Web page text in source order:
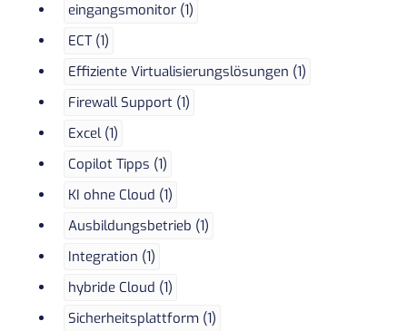
eingangsmonitor (1)
ECT (1)
Effiziente Virtualisierungslösungen (1)
Firewall Support (1)
Excel (1)
Copilot Tipps (1)
KI ohne Cloud (1)
Ausbildungsbetrieb (1)
Integration (1)
hybride Cloud (1)
Sicherheitsplattform (1)